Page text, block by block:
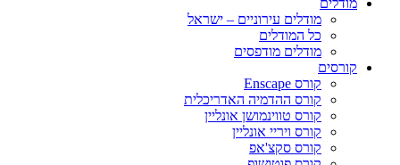
מודלים
מודלים עירוניים – ישראל
כל המודלים
מודלים מודפסים
קורסים
קורס Enscape
קורס ההדמיה האדריכלית
קורס טווינמושן אונליין
קורס ויריי אונליין
קורס סקצ'אפ